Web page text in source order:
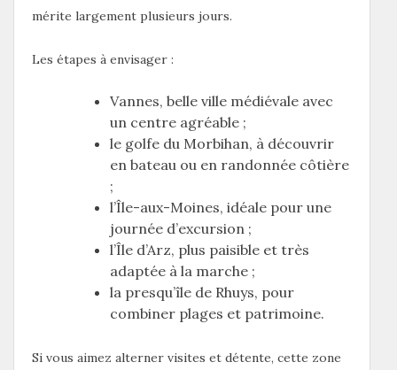
mérite largement plusieurs jours.
Les étapes à envisager :
Vannes, belle ville médiévale avec
un centre agréable ;
le golfe du Morbihan, à découvrir
en bateau ou en randonnée côtière
;
l’Île-aux-Moines, idéale pour une
journée d’excursion ;
l’Île d’Arz, plus paisible et très
adaptée à la marche ;
la presqu’île de Rhuys, pour
combiner plages et patrimoine.
Si vous aimez alterner visites et détente, cette zone